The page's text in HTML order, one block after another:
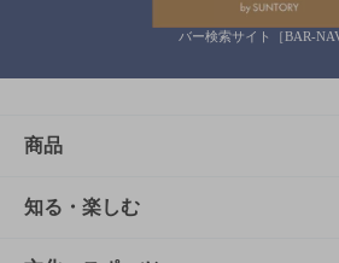
バー検索サイト［BAR-
商品
商品TOP
知る・楽しむ